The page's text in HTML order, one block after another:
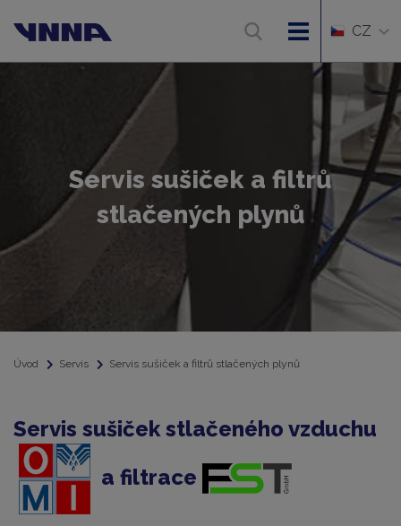
CZ
Servis sušiček a filtrů
stlačených plynů
Úvod Servis Servis sušiček a filtrů stlačených plynů
Servis sušiček stlačeného vzduchu
a filtrace